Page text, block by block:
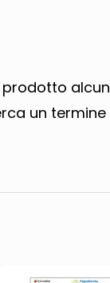
prodotto
un